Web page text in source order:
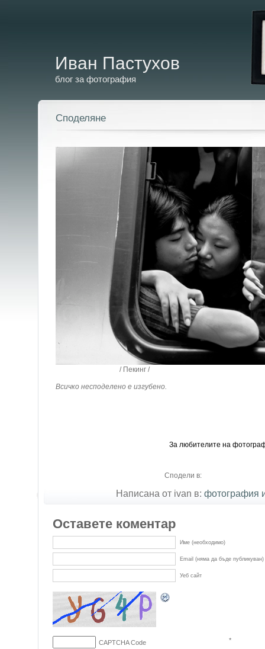
Иван Пастухов
блог за фотография
Споделяне
/ Пекинг /
Всичко несподелено е изгубено.
За любителите на
Сподели в:
Написана от ivan в: фотография
Оставете коментар
Име (необходимо)
Email (няма да бъде
Уеб сайт
CAPTCHA Code *